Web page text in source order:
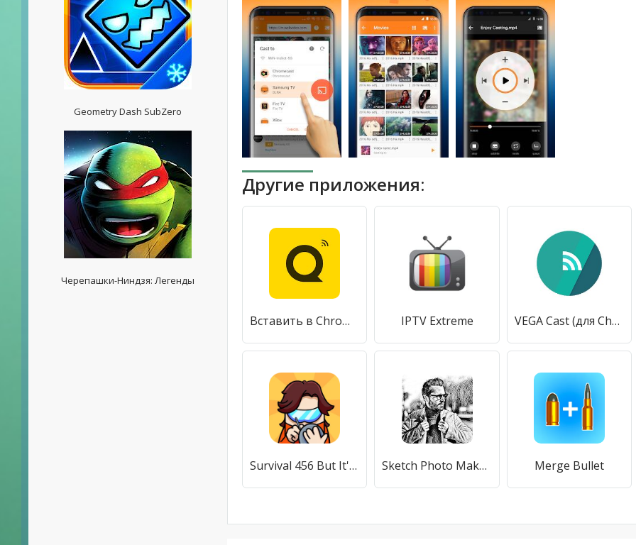
Geometry Dash SubZero
Черепашки-Ниндзя: Легенды
Другие приложения:
Вставить в Chromecast Fire TV Android TV QuickCast IPTV Extreme VEGA Cast (для Chromecast)
Survival 456 But It's Impostor Sketch Photo Maker - Sketch Camera & Photo Editor Merge Bullet